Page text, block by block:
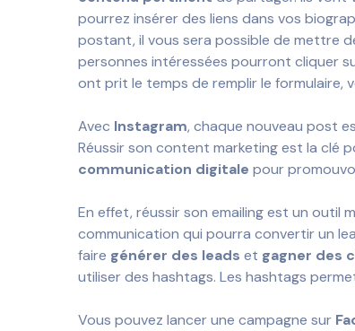
pourrez insérer des liens dans vos
postant, il vous sera possible de mettre
personnes intéressées pourront cliquer
ont prit le temps de remplir le formulaire,
Avec Instagram, chaque nouveau post
Réussir son content marketing est la clé
communication digitale pour
En effet, réussir son emailing est un outil
communication qui pourra convertir un
faire générer des leads et gagner des
utiliser des hashtags. Les hashtags
Vous pouvez lancer une campagne sur